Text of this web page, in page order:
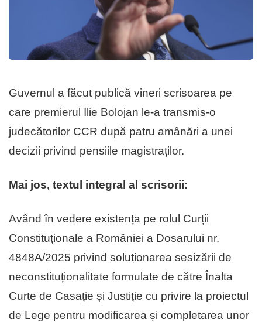
Guvernul a făcut publică vineri scrisoarea pe
care premierul Ilie Bolojan le-a transmis-o
judecătorilor CCR după patru amânări a unei
decizii privind pensiile magistraților.
Mai jos, textul integral al scrisorii:
Având în vedere existența pe rolul Curții
Constituționale a României a Dosarului nr.
4848A/2025 privind soluționarea sesizării de
neconstituționalitate formulate de către Înalta
Curte de Casație și Justiție cu privire la proiectul
de Lege pentru modificarea și completarea unor